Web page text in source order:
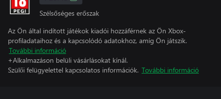
Szélsőséges erőszak
Az Ön által indított játékok kiadói hozzáférnek az Ön Xbox-
profiladataihoz és a kapcsolódó adatokhoz, amíg Ön játszik.
További információ
+Alkalmazáson belüli vásárlásokat kínál.
Szülői felügyelettel kapcsolatos információk. További információ